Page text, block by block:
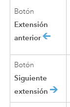
Botón
Extensión
anterior
Botón
Siguiente
extensión